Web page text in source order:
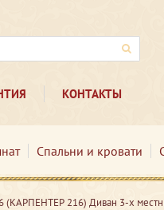
КОНТАКТЫ
Спальни и кровати
(КАРПЕНТЕР 216) Диван 3-х